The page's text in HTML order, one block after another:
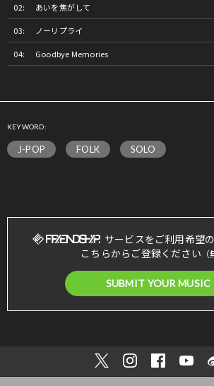
あいを焦がして
ノーリプライ
Goodbye Memories
KEYWORD:
J-POP FOLK SOLO
サービスをご利用希望
こちらからご登録ください
SUBMIT YOUR MUSIC